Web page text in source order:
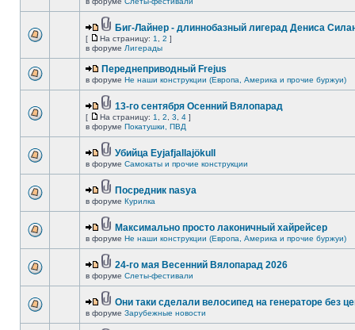
Биг-Лайнер - длиннобазный лигерад Дениса
[ На страницу: 1 2 ]
в форуме Лигерады
Переднеприводный Frejus
в форуме Не наши конструкции (Европа, Америка и прочие буржуи)
13-го сентября Осенний Вялопарад
[ На страницу: 1 2 3 4 ]
в форуме Покатушки, ПВД
Убийца Eyjafjallajökull
в форуме Самокаты и прочие конструкции
Посредник nasya
в форуме Курилка
Максимально просто лаконичный хайрейсер
в форуме Не наши конструкции (Европа, Америка и прочие буржуи)
24-го мая Весенний Вялопарад 2026
в форуме Слеты-фестивали
Они таки сделали велосипед на генераторе без
в форуме Зарубежные новости